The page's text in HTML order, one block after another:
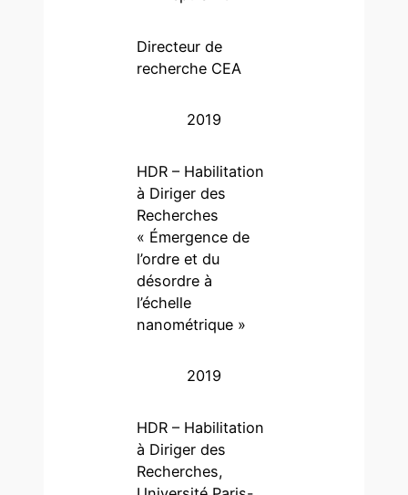
Directeur de
recherche CEA
2019
HDR – Habilitation
à Diriger des
Recherches
« Émergence de
l’ordre et du
désordre à
l’échelle
nanométrique »
2019
HDR – Habilitation
à Diriger des
Recherches,